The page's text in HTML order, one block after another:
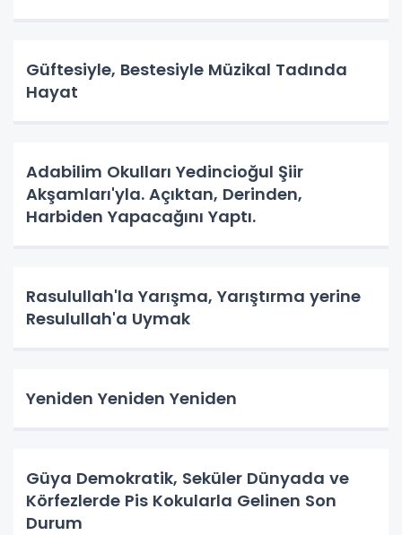
Güftesiyle, Bestesiyle Müzikal Tadında
Hayat
Adabilim Okulları Yedincioğul Şiir
Akşamları'yla. Açıktan, Derinden,
Harbiden Yapacağını Yaptı.
Rasulullah'la Yarışma, Yarıştırma yerine
Resulullah'a Uymak
Yeniden Yeniden Yeniden
Güya Demokratik, Seküler Dünyada ve
Körfezlerde Pis Kokularla Gelinen Son
Durum